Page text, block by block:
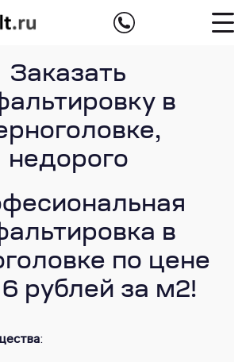
Заказать
в
недорого
в
по цене
рублей за м2!
: